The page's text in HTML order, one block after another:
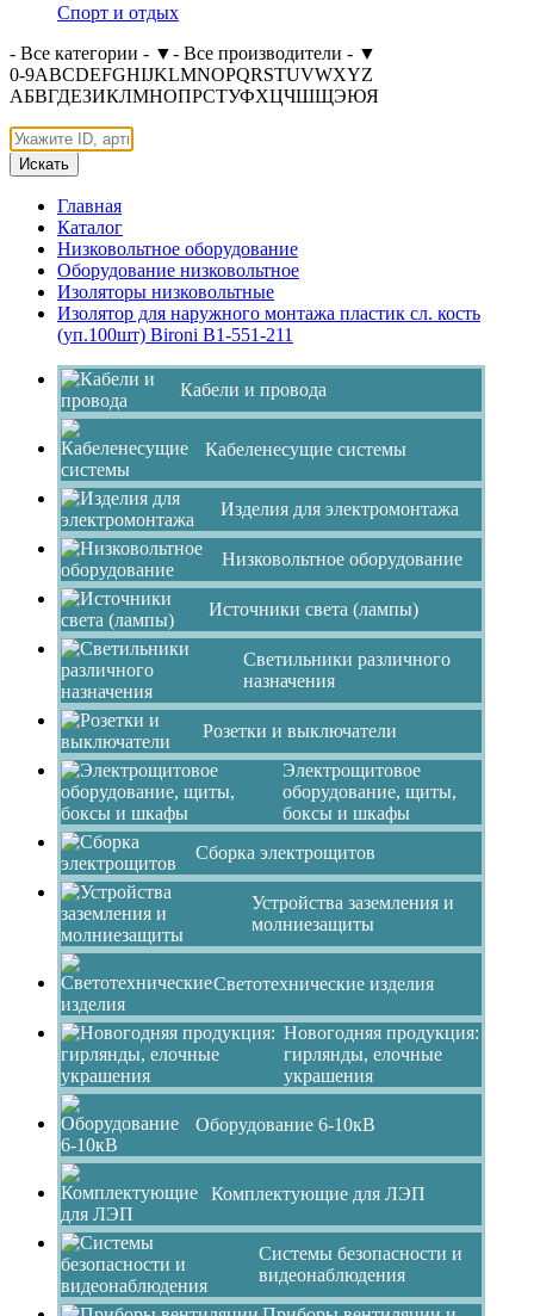
Спорт и отдых
- Все категории - ▼- Все производители - ▼
0-9ABCDEFGHIJKLMNOPQRSTUVWXYZ
АБВГДЕЗИКЛМНОПРСТУФХЦЧШЩЭЮЯ
Искать
Главная
Каталог
Низковольтное оборудование
Оборудование низковольтное
Изоляторы низковольтные
Изолятор для наружного монтажа пластик сл. кость
(уп.100шт) Bironi B1-551-211
Кабели и провода
Кабеленесущие системы
Изделия для электромонтажа
Низковольтное оборудование
Источники света (лампы)
Светильники различного
назначения
Розетки и выключатели
Электрощитовое
оборудование, щиты,
боксы и шкафы
Сборка электрощитов
Устройства заземления и
молниезащиты
Светотехнические изделия
Новогодняя продукция:
гирлянды, елочные
украшения
Оборудование 6-10кВ
Комплектующие для ЛЭП
Системы безопасности и
видеонаблюдения